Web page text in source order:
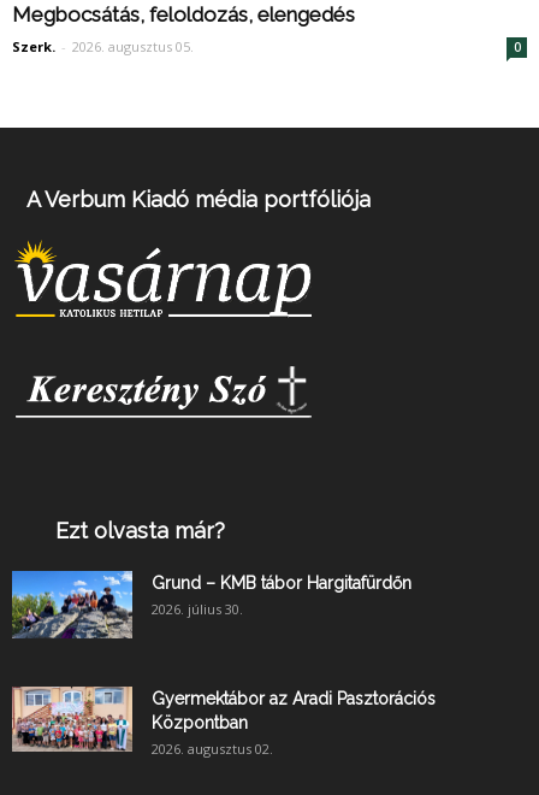
Megbocsátás, feloldozás, elengedés
Szerk. - 2026. augusztus 05. 0
A Verbum Kiadó média portfóliója
Ezt olvasta már?
Grund – KMB tábor Hargitafürdőn
2026. július 30.
Gyermektábor az Aradi Pasztorációs
Központban
2026. augusztus 02.